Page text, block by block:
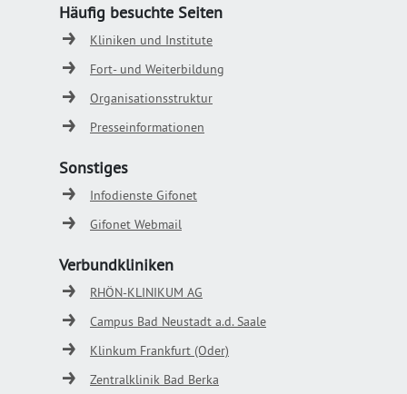
Häufig besuchte Seiten
Kliniken und Institute
Fort- und Weiterbildung
Organisationsstruktur
Presseinformationen
Sonstiges
Infodienste Gifonet
Gifonet Webmail
Verbundkliniken
RHÖN-KLINIKUM AG
Campus Bad Neustadt a.d. Saale
Klinkum Frankfurt (Oder)
Zentralklinik Bad Berka